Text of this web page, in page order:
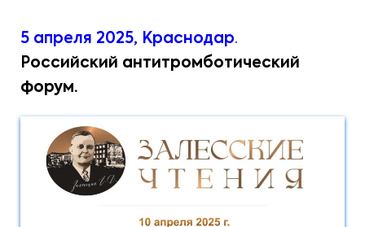
5 апреля 2025, Краснодар.
Российский антитромботический
форум.